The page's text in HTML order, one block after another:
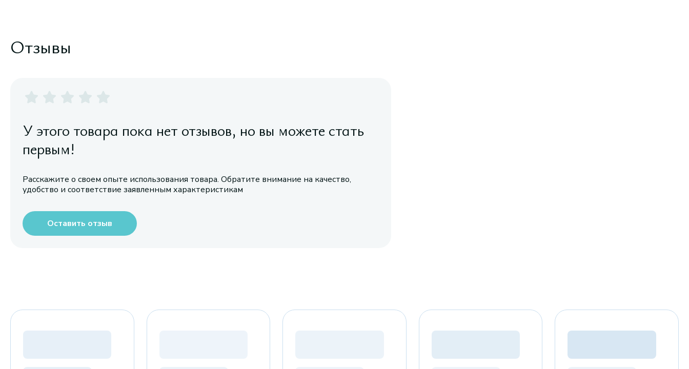
Отзывы
У этого товара пока нет отзывов, но вы можете стать
первым!
Расскажите о своем опыте использования товара. Обратите внимание на качество,
удобство и соответствие заявленным характеристикам
Оставить отзыв